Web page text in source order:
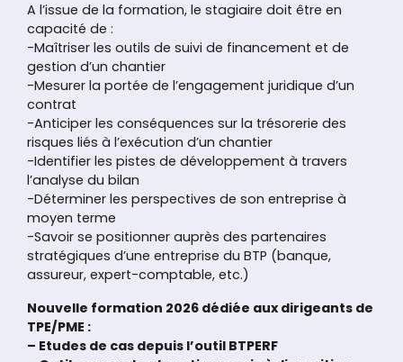
A l’issue de la formation, le stagiaire doit être en
capacité de :
-Maîtriser les outils de suivi de financement et de
gestion d’un chantier
-Mesurer la portée de l’engagement juridique d’un
contrat
-Anticiper les conséquences sur la trésorerie des
risques liés à l’exécution d’un chantier
-Identifier les pistes de développement à travers
l’analyse du bilan
-Déterminer les perspectives de son entreprise à
moyen terme
-Savoir se positionner auprès des partenaires
stratégiques d’une entreprise du BTP (banque,
assureur, expert-comptable, etc.)
Nouvelle formation 2026 dédiée aux dirigeants de
TPE/PME :
– Etudes de cas depuis l’outil BTPERF